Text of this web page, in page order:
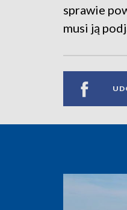
sprawie
musi ją